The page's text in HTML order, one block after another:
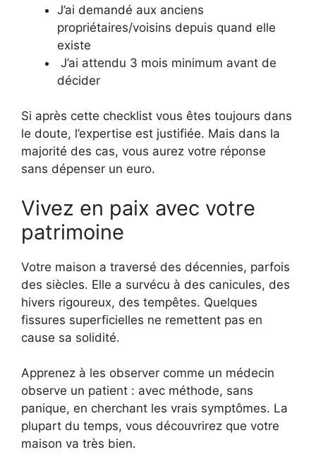
J’ai demandé aux anciens
propriétaires/voisins depuis quand elle
existe
J’ai attendu 3 mois minimum avant de
décider
Si après cette checklist vous êtes toujours dans
le doute, l’expertise est justifiée. Mais dans la
majorité des cas, vous aurez votre réponse
sans dépenser un euro.
Vivez en paix avec votre
patrimoine
Votre maison a traversé des décennies, parfois
des siècles. Elle a survécu à des canicules, des
hivers rigoureux, des tempêtes. Quelques
fissures superficielles ne remettent pas en
cause sa solidité.
Apprenez à les observer comme un médecin
observe un patient : avec méthode, sans
panique, en cherchant les vrais symptômes. La
plupart du temps, vous découvrirez que votre
maison va très bien.